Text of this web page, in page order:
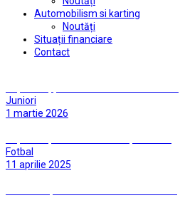
Automobilism si karting
Noutăți
Situații financiare
Contact
Juniori
1 martie 2026
Fotbal
11 aprilie 2025